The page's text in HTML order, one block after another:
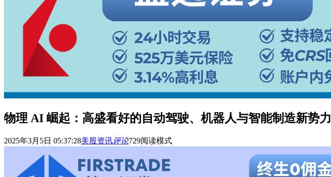
物理 AI 崛起：高盛看好的自动驾驶、机器人与智能制造新势力
2025年3月5日 05:37:28美股资讯评论729阅读模式